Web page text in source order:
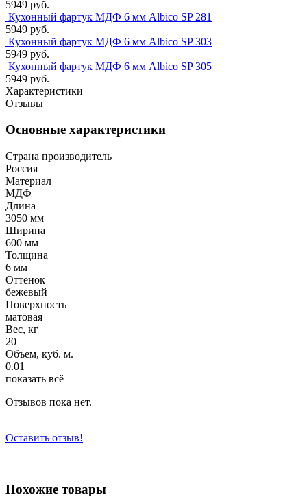
5949 руб.
Кухонный фартук МДФ 6 мм Albico SP 281
5949 руб.
Кухонный фартук МДФ 6 мм Albico SP 303
5949 руб.
Кухонный фартук МДФ 6 мм Albico SP 305
5949 руб.
Характеристики
Отзывы
Основные характеристики
Страна производитель
Россия
Материал
МДФ
Длина
3050 мм
Ширина
600 мм
Толщина
6 мм
Оттенок
бежевый
Поверхность
матовая
Вес, кг
20
Объем, куб. м.
0.01
показать всё
Отзывов пока нет.
Оставить отзыв!
Похожие товары